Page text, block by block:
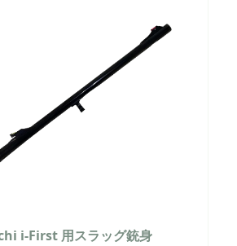
i-First 用スラッグ銃身